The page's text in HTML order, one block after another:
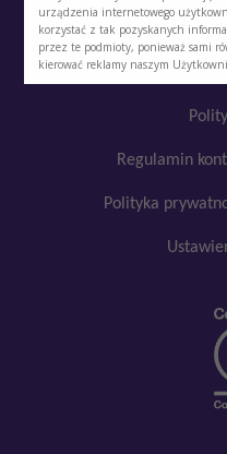
Regulamin
Polityka
urządzenia internetowego
korzystać z tak pozyskanych
przez te podmioty, ponieważ sami
kierować reklamy naszym